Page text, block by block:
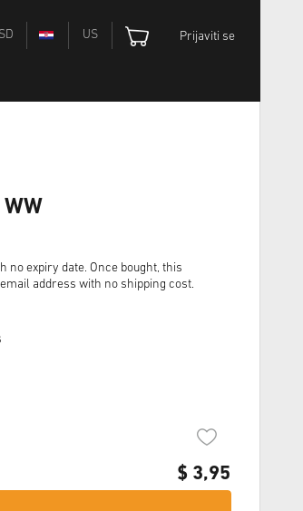
US Prijaviti se
no expiry date. Once bought, this
address with no shipping cost.
$ 3,95